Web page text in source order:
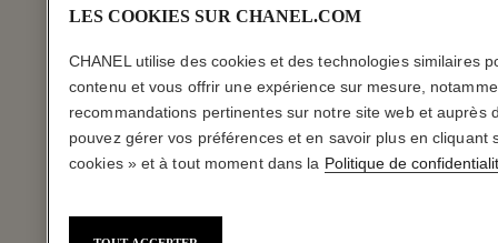
ambition, nous nous
LES COOKIES SUR CHANEL.COM
CHANEL utilise des cookies et des technologies similaires
contenu et vous offrir une expérience sur mesure,
recommandations pertinentes sur notre site web et auprès
pouvez gérer vos préférences et en savoir plus en cliquant
cookies » et à tout moment dans la Politique de